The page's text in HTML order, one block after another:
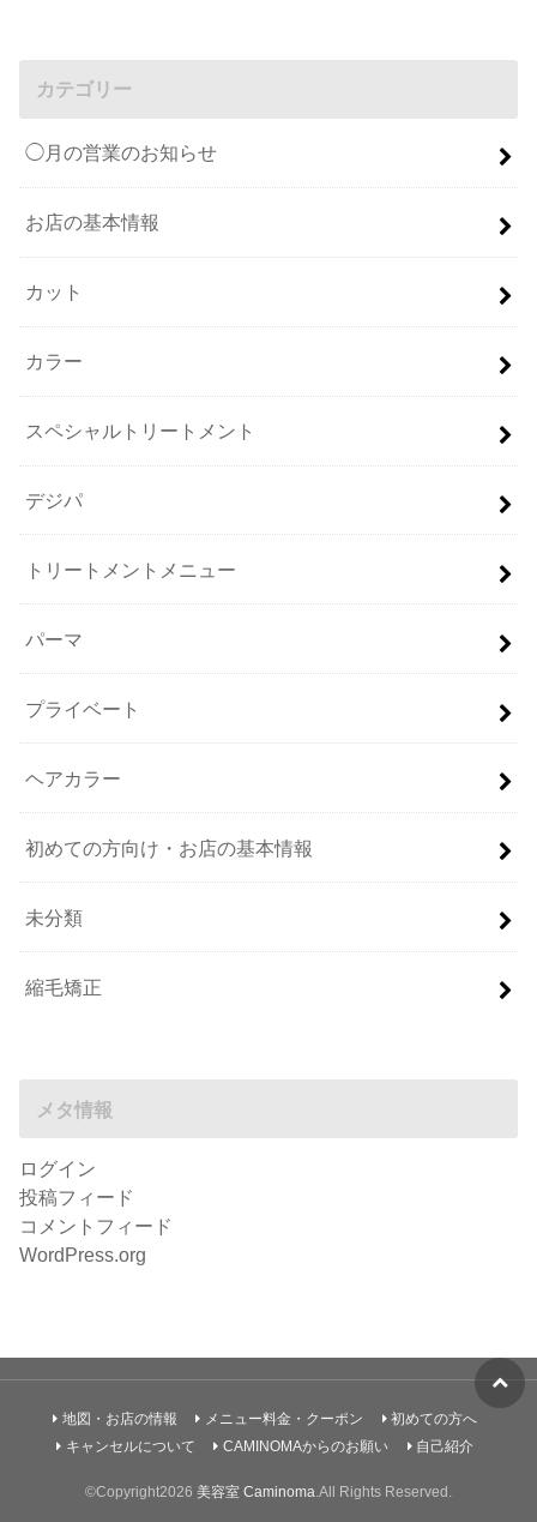
カテゴリー
◯月の営業のお知らせ
お店の基本情報
カット
カラー
スペシャルトリートメント
デジパ
トリートメントメニュー
パーマ
プライベート
ヘアカラー
初めての方向け・お店の基本情報
未分類
縮毛矯正
メタ情報
ログイン
投稿フィード
コメントフィード
WordPress.org
地図・お店の情報 メニュー料金・クーポン
初めての方へ
キャンセルについて
CAMINOMAからのお願い 自己紹介
©Copyright2026 美容室 Caminoma .All Rights Reserved.